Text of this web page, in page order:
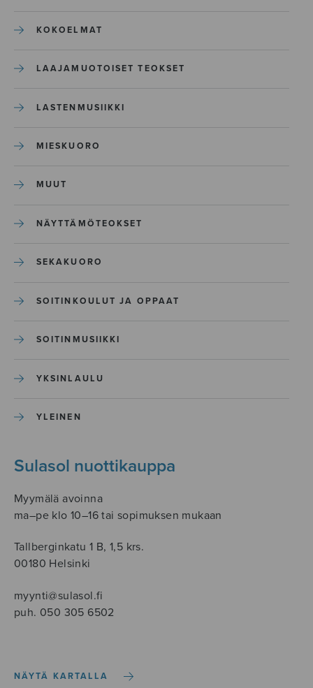
KOKOELMAT
LAAJAMUOTOISET TEOKSET
LASTENMUSIIKKI
MIESKUORO
MUUT
NÄYTTÄMÖTEOKSET
SEKAKUORO
SOITINKOULUT JA OPPAAT
SOITINMUSIIKKI
YKSINLAULU
YLEINEN
Sulasol nuottikauppa
Myymälä avoinna
ma–pe klo 10–16 tai sopimuksen mukaan
Tallberginkatu 1 B, 1,5 krs.
00180 Helsinki
myynti@sulasol.fi
puh. 050 305 6502
NÄYTÄ KARTALLA